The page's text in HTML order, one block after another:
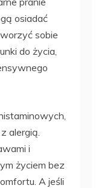
osiadać
sobie
do życia,
alergią.
i
życiem bez
A jeśli